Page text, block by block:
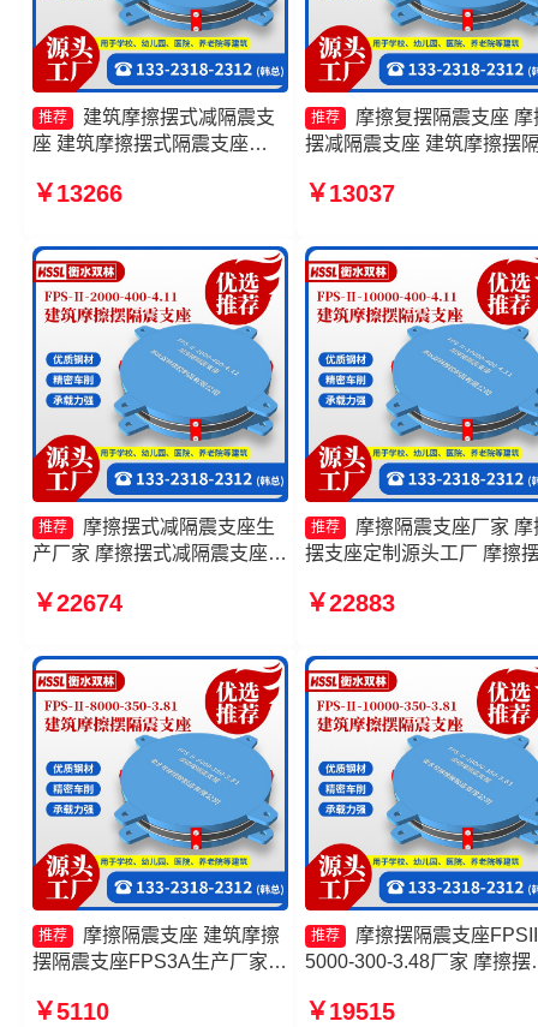
推荐
建筑摩擦摆式减隔震支
座 建筑摩擦摆式隔震支座
摩擦摆隔震支座FPSII-1000-
￥13266
推荐
摩擦复摆隔震支座 摩
摆减隔震支座 建筑摩擦摆
隔震支座FPSII-8000-300-
￥13037
推荐
摩擦摆式减隔震支座生
产厂家 摩擦摆式减隔震支座厂
10000KN摩擦摆隔震支座
￥22674
推荐
摩擦隔震支座厂家 摩
摆支座定制源头工厂 摩擦
座生产厂家
￥22883
推荐
摩擦隔震支座 建筑摩擦
摆隔震支座FPS3A生产厂家
400-4.11源头工厂 摩擦摆减隔
￥5110
推荐
摩擦摆隔震支座
5000-300-3.48厂家 摩擦摆
摩擦摆式隔震支座源头工
￥19515